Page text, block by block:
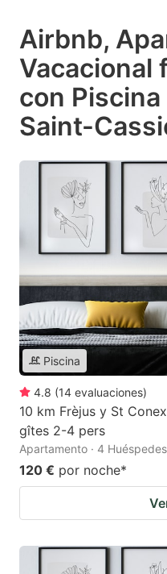
Airbnb,
Vacacional
con
Saint-
Piscina
4.8 (14 evaluaciones)
10 km Frèjus y St
gîtes 2-4 pers
Apartamento · 4
120 € por noche*